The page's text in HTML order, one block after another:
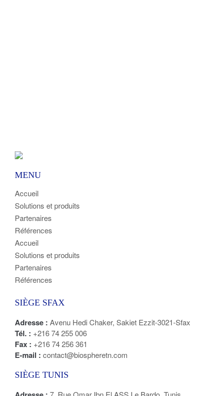
MENU
Accueil
Solutions et produits
Partenaires
Références
Accueil
Solutions et produits
Partenaires
Références
SIÈGE SFAX
Adresse : Avenu Hedi Chaker, Sakiet Ezzit-3021-Sfax
Tél. : +216 74 255 006
Fax : +216 74 256 361
E-mail : contact@biospheretn.com
SIÈGE TUNIS